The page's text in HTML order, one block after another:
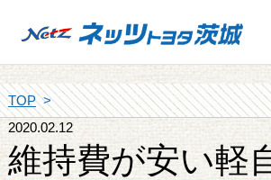
TOP
2020.02.12
維持費が安い軽